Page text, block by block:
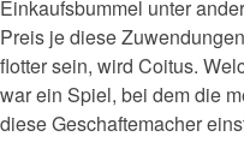
Einkaufsbummel unter
Preis je diese
flotter sein, wird Coitus.
war ein Spiel, bei dem die
diese Geschaftemacher